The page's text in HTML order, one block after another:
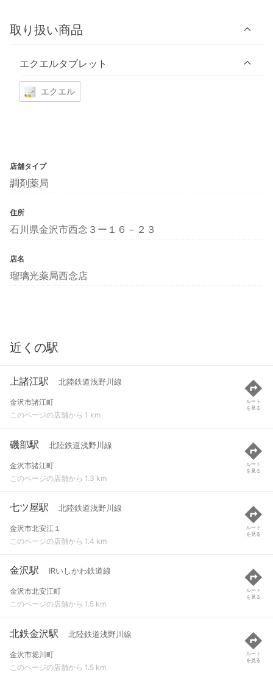
取り扱い商品
エクエルタブレット
エクエル
店舗タイプ
調剤薬局
住所
石川県金沢市西念３ー１６－２３
店名
瑠璃光薬局西念店
近くの駅
上諸江駅 北陸鉄道浅野川線
金沢市諸江町
このページの店舗から 1 km
ルート
を見る
磯部駅 北陸鉄道浅野川線
金沢市諸江町
このページの店舗から 1.3 km
ルート
を見る
七ツ屋駅 北陸鉄道浅野川線
金沢市北安江１
このページの店舗から 1.4 km
ルート
を見る
金沢駅 IRいしかわ鉄道線
金沢市北安江町
このページの店舗から 1.5 km
ルート
を見る
北鉄金沢駅 北陸鉄道浅野川線
金沢市堀川町
このページの店舗から 1.5 km
ルート
を見る